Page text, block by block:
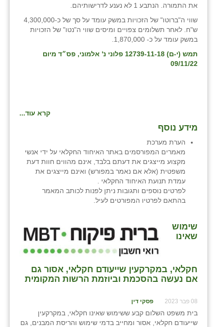
את התמורה. הנתבע 1 לא נענע לדרישותיהם.
שווי ה"ברוטו" של הזכויות במשק עומד על סך של כ-4,300,000
ש"ח. לאחר תשלומים צפויים ומיסים שווי ה"נטו" של הזכויות
במשק עומד על כ- 1,870,000.
תמש (י-ם) 12739-11-18 פלוני נ' אלמוני, פס״ד מיום
09/11/22
קרא עוד...
מידע נוסף
הערת מערכת
מאמרים המפורסמים באתר האיחוד החקלאי על ידי אנשי
מקצוע מייצגים את דעתם בלבד, אינם מהווים חוות דעת
משפטית (אלא אם נאמר במפורש) ואינם מייצגים את
עמדת תנועת האיחוד החקלאי .
לפרטים נוספים ותגובות ניתן לפנות לכותב המאמר
בהתאם לפרטיו המפורטים לעיל.
שימוש
שאינו
חקלאי, במקרקעין שייעודם חקלאי, אסור גם
אם נעשה בהסכמת וביוזמת הרשות המקומית
08 פבר 2023 פסקי דין
בית משפט השלום קבע ששימוש שאינו חקלאי, במקרקעין
שייעודם חקלאי, אסור ומחייב בדמי שימוש והריסת המבנים, גם